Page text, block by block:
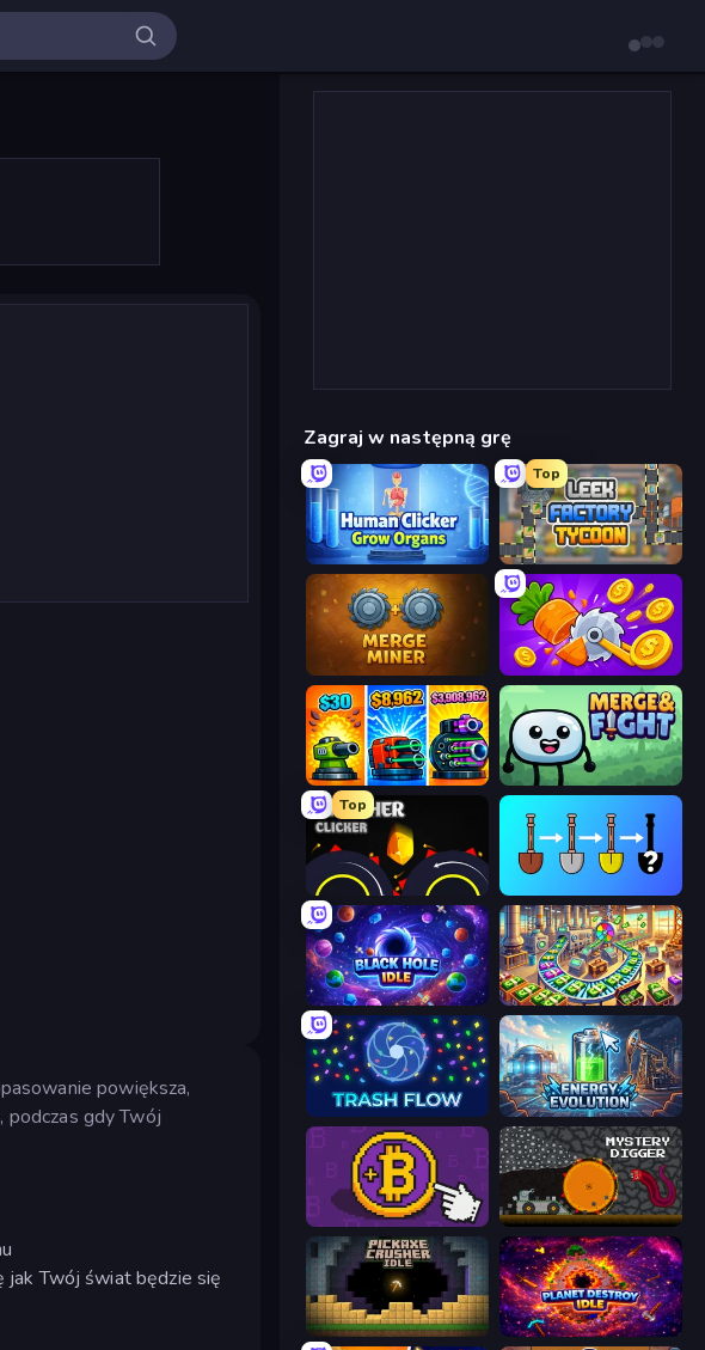
powiększa,
podczas gdy Twój
jak Twój świat będzie się
Zagraj w następną grę
Human Clicker: Grow Organs
Top
Leek Factory Tycoon
Merge Miner Farm Ring Idle
Pumpkin Defense: Merge Cannon Merge & Fight
Top
Crusher Clicker
Black Hole Idle Money Factory: Tycoon Idle Game
Trash Flow Energy Evolution
Money Maker Mystery Digger
Pickaxe Crusher Idle Planet Destroy Idle